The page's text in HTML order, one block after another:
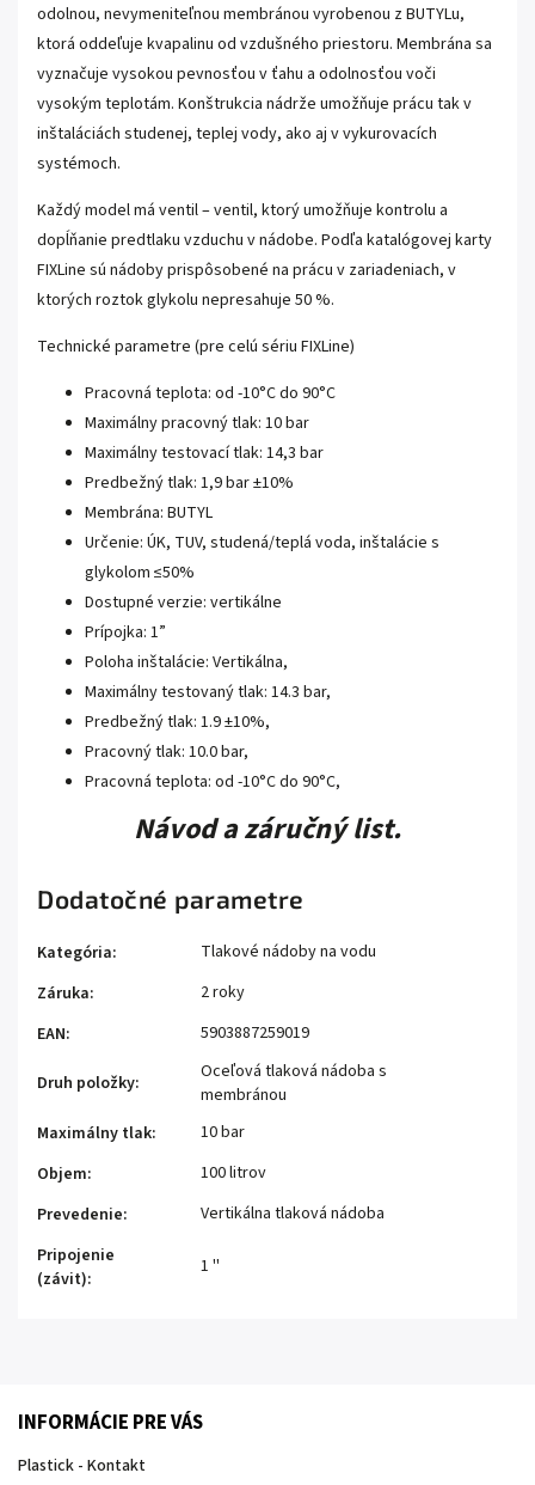
odolnou, nevymeniteľnou membránou vyrobenou z BUTYLu,
ktorá oddeľuje kvapalinu od vzdušného priestoru. Membrána sa
vyznačuje vysokou pevnosťou v ťahu a odolnosťou voči
vysokým teplotám. Konštrukcia nádrže umožňuje prácu tak v
inštaláciách studenej, teplej vody, ako aj v vykurovacích
systémoch.
Každý model má ventil – ventil, ktorý umožňuje kontrolu a
dopĺňanie predtlaku vzduchu v nádobe. Podľa katalógovej karty
FIXLine sú nádoby prispôsobené na prácu v zariadeniach, v
ktorých roztok glykolu nepresahuje 50 %.
Technické parametre (pre celú sériu FIXLine)
Pracovná teplota: od -10°C do 90°C
Maximálny pracovný tlak: 10 bar
Maximálny testovací tlak: 14,3 bar
Predbežný tlak: 1,9 bar ±10%
Membrána: BUTYL
Určenie: ÚK, TUV, studená/teplá voda, inštalácie s
glykolom ≤50%
Dostupné verzie: vertikálne
Prípojka: 1”
Poloha inštalácie: Vertikálna,
Maximálny testovaný tlak: 14.3 bar,
Predbežný tlak: 1.9 ±10%,
Pracovný tlak: 10.0 bar,
Pracovná teplota: od -10°C do 90°C,
Návod a záručný list.
Dodatočné parametre
Kategória:
Tlakové nádoby na vodu
Záruka:
2 roky
EAN: 5903887259019
Druh položky:
Oceľová tlaková nádoba s
membránou
Maximálny tlak:
10 bar
Objem:
100 litrov
Prevedenie:
Vertikálna tlaková nádoba
Pripojenie
(závit):
1 ''
INFORMÁCIE PRE VÁS
Plastick - Kontakt